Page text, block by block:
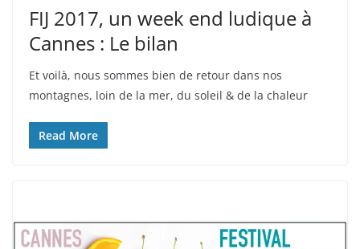
FIJ 2017, un week end ludique à
Cannes : Le bilan
Et voilà, nous sommes bien de retour dans nos
montagnes, loin de la mer, du soleil & de la chaleur
Read More